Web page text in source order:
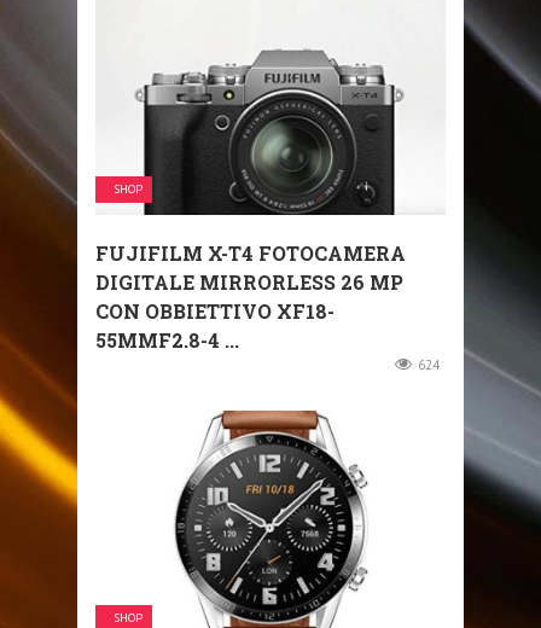
SHOP
FUJIFILM X-T4 FOTOCAMERA
DIGITALE MIRRORLESS 26 MP
CON OBBIETTIVO XF18-
55MMF2.8-4 ...
624
SHOP